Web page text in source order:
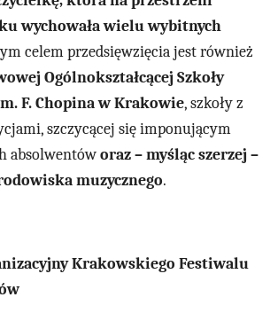
wychowała wielu wybitnych
celem przedsięwzięcia jest również
Ogólnokształcącej Szkoły
F. Chopina w Krakowie, szkoły z
szczycącej się imponującym
absolwentóworaz – myśląc szerzej –
muzycznego.
Krakowskiego Festiwalu